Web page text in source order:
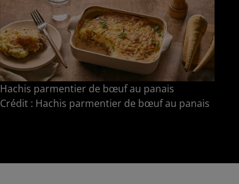
Hachis parmentier de bœuf au panais
Crédit : Hachis parmentier de bœuf au panais